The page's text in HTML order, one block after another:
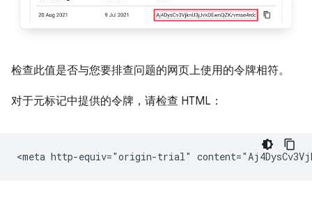
检查此值是否与您要排查问题的网页上使用的令牌相符。
对于元标记中提供的令牌，请检查 HTML：